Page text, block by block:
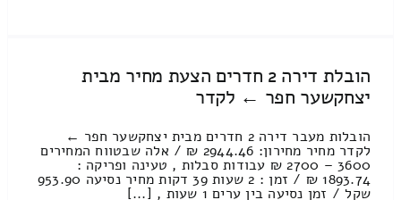
הובלת דירה 2 חדרים הצעת מחיר מבית
יצחקשער חפר ← לקדר
הובלות מעבר דירה 2 חדרים מבית יצחקשער חפר ←
לקדר מחיר מחירון: 2944.46 ₪ / אלה שבטווח המחירים
3600 – 2700 ₪ עבודות סבלות , טעינה ופריקה :
1893.74 ₪ / זמן : 2 שעות 39 דקות מחיר נסיעה 953.90
שקל / זמן נסיעה בין ערים 1 שעות , [...]